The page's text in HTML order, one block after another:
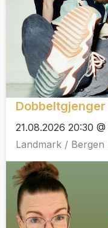
21.08.2026 20:30
Landmark / Bergen